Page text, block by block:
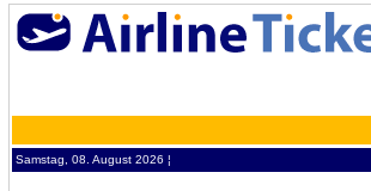
Samstag, 08. August 2026 ¦